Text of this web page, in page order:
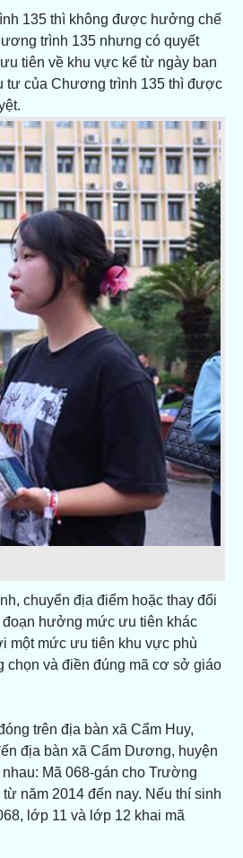
135 thì không được hưởng chế
trình 135 nhưng có quyết
tiên về khu vực kể từ ngày ban
tư của Chương trình 135 thì được
chuyển địa điểm hoặc thay đổi
hưởng mức ưu tiên khác
một mức ưu tiên khu vực phù
chọn và điền đúng mã cơ sở giáo
trên địa bàn xã Cẩm Huy,
địa bàn xã Cẩm Dương, huyện
Mã 068-gán cho Trường
năm 2014 đến nay. Nếu thí sinh
lớp 11 và lớp 12 khai mã